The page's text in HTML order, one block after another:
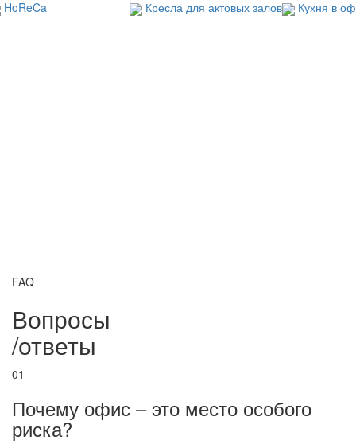
Кухня в
HoReCa Кресла для актовых залов
FAQ
Вопросы
/ответы
01
Почему офис – это место особого
риска?